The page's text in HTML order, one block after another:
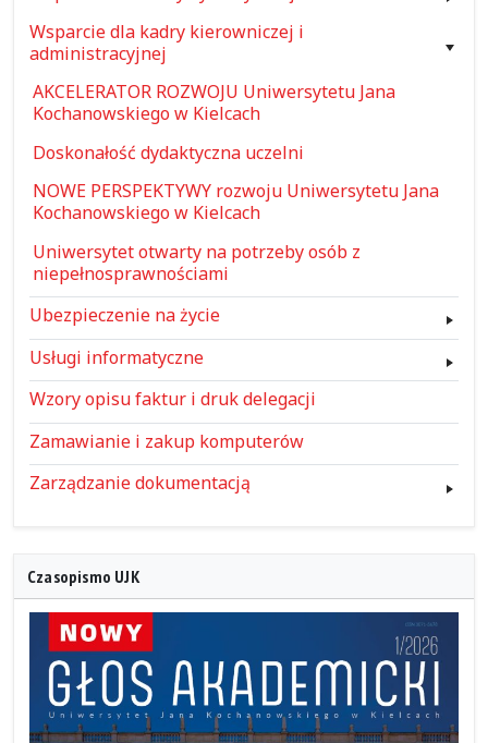
Wsparcie dla kadry kierowniczej i
administracyjnej
AKCELERATOR ROZWOJU Uniwersytetu Jana
Kochanowskiego w Kielcach
Doskonałość dydaktyczna uczelni
NOWE PERSPEKTYWY rozwoju Uniwersytetu Jana
Kochanowskiego w Kielcach
Uniwersytet otwarty na potrzeby osób z
niepełnosprawnościami
Ubezpieczenie na życie
Usługi informatyczne
Wzory opisu faktur i druk delegacji
Zamawianie i zakup komputerów
Zarządzanie dokumentacją
Czasopismo UJK